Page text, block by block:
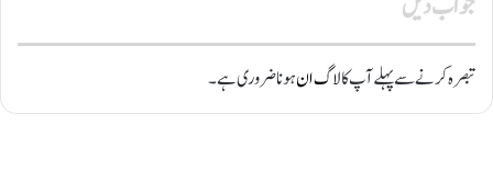
تبصرہ کرنے سے پہلے آپ کالاگ انہونا ضروری ہے۔